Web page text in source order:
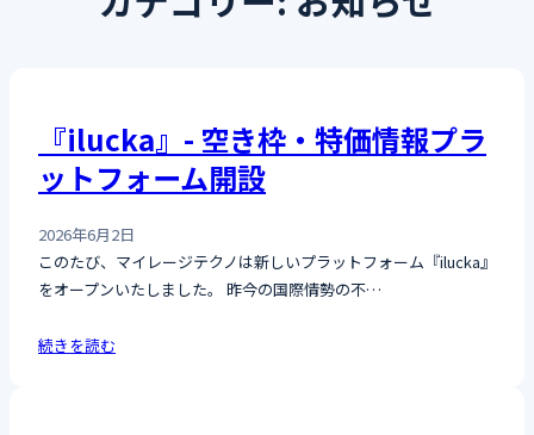
『ilucka』- 空き枠・特価情報プラ
ットフォーム開設
2026年6月2日
このたび、マイレージテクノは新しいプラットフォーム『ilucka』
をオープンいたしました。 昨今の国際情勢の不…
続きを読む